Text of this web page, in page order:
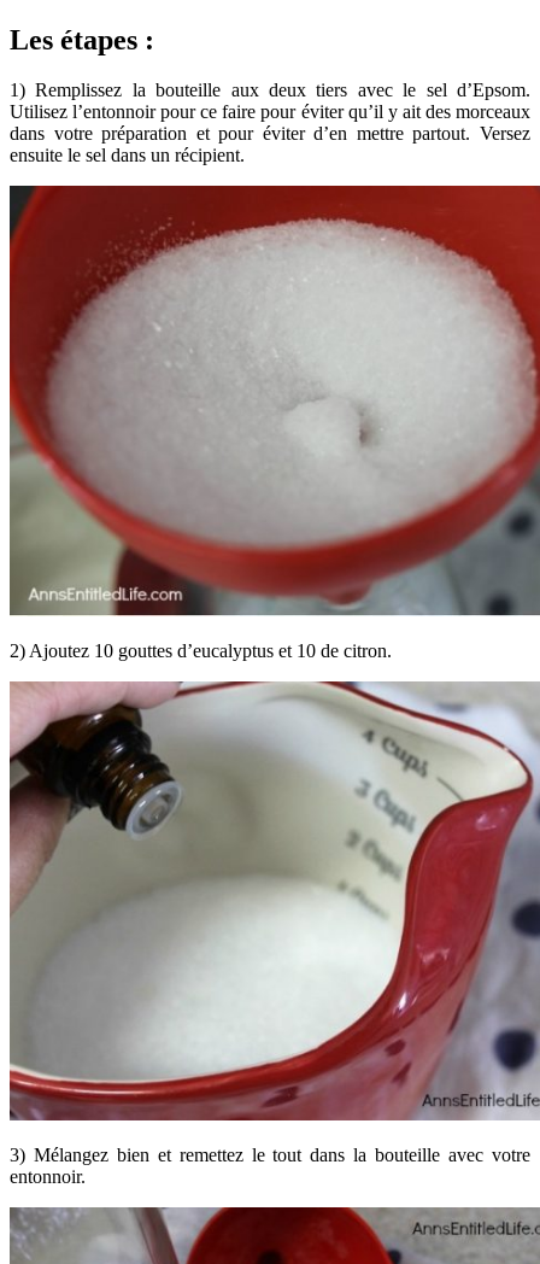
Les étapes :
1) Remplissez la bouteille aux deux tiers avec le sel d’Epsom.
Utilisez l’entonnoir pour ce faire pour éviter qu’il y ait des morceaux
dans votre préparation et pour éviter d’en mettre partout. Versez
ensuite le sel dans un récipient.
2) Ajoutez 10 gouttes d’eucalyptus et 10 de citron.
3) Mélangez bien et remettez le tout dans la bouteille avec votre
entonnoir.